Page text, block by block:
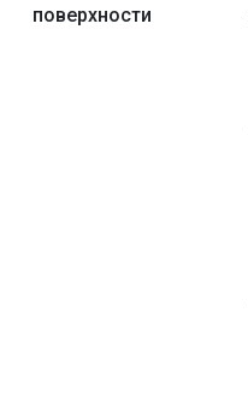
поверхности